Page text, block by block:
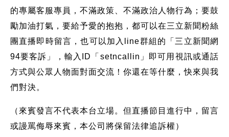
的專屬客服專員，不滿政策、不滿政治人物行為；要鼓
勵加油打氣，要給予愛的抱抱，都可以在三立新聞粉絲
團直播即時留言，也可以加入line群組的「三立新聞網
94要客訴」，輸入ID「setncallin」即可用視訊或通話
方式與公眾人物面對面交流！你還在等什麼，快來與我
們對決。
（來賓發言不代表本台立場。但直播節目進行中，留言
或謾罵侮辱來賓，本公司將保留法律追訴權）